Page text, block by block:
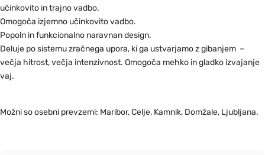
učinkovito in trajno vadbo.
Omogoča izjemno učinkovito vadbo.
Popoln in funkcionalno naravnan design.
Deluje po sistemu zračnega upora, ki ga ustvarjamo z gibanjem –
večja hitrost, večja intenzivnost. Omogoča mehko in gladko izvajanje
vaj.
Možni so osebni prevzemi: Maribor, Celje, Kamnik, Domžale, Ljubljana.